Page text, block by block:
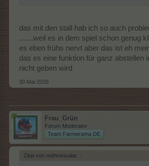
das mit den stall hab ich so auch
.......weil es in dem spiel schon genug
es eben frühs nervt aber das ist eh
das es eine funktion für ganz abstellen
nicht geben wird
30 Mai 2026
Frau_Grün
Forum Moderator
Team Farmerama DE
Zitat von möhrensalat: ↑